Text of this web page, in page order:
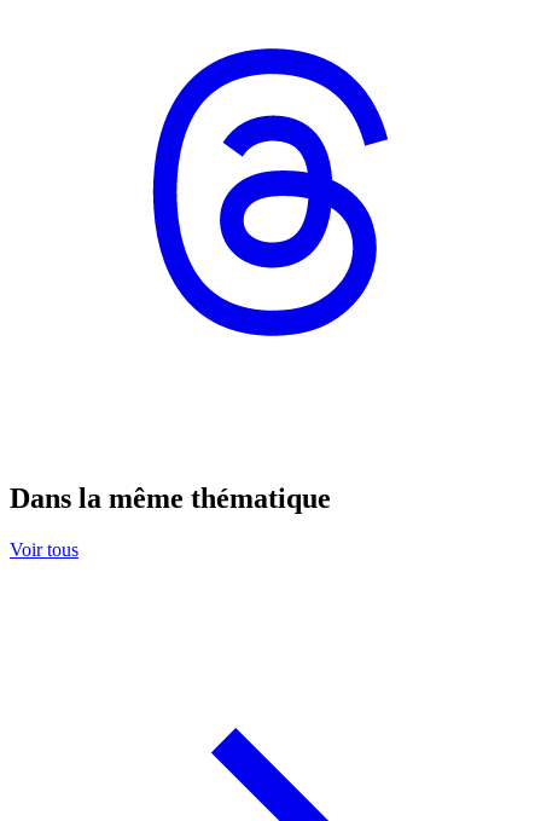
Dans la même thématique
Voir tous